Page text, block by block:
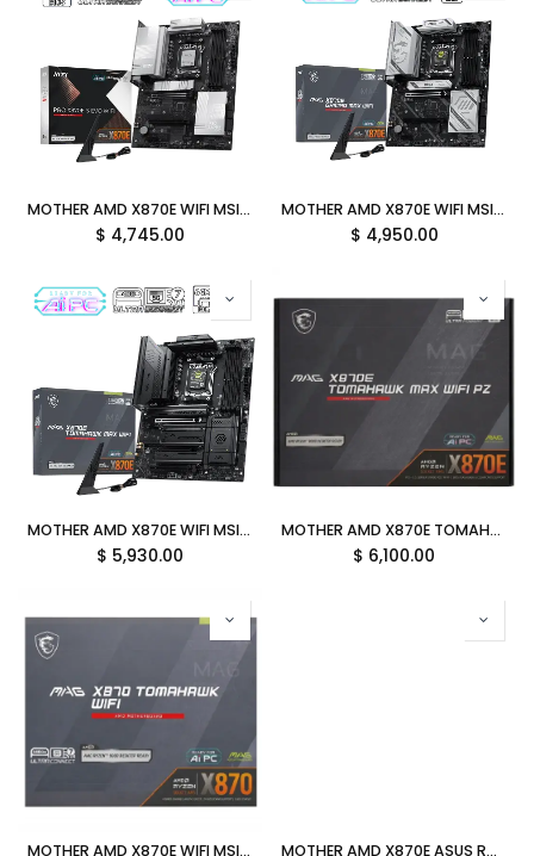
MOTHER AMD X870E WIFI MSI PRO AM5 4XDDR5 256GB ATX PRO X870E-S EVO WIFI 12M DE GARANTIA
$ 4,745.00
MOTHER AMD X870E WIFI MSI MAG GAMING MAX AM5 4XDDR5 256GB ATX MAG X870E GAMING MAX WIFI 12M DE GARANTIA
$ 4,950.00
MOTHER AMD X870E WIFI MSI MAG TOMAHAWK AM5 4XDDR5 256GB ATX MAG X870E TOMAHAWK MAX WIFI 12M DE GARANTIA
$ 5,930.00
MOTHER AMD X870E TOMAHAWK MAX WIFI PZ MSI MAG AM5 4XDDR5 256GB ATX 12M DE GARANTIA
$ 6,100.00
MOTHER AMD X870E WIFI MSI MAG TOMAHAWK AM5 4xDDR5 256GB ATX MAG X870E TOMAHAWK WIFI 12M DE GARANTIA MOTHER AMD X870E ASUS ROG CROSSHAIR EXTREME AM5 4xDDR5 256GB ATX 90MB1LB0-MVAAY0 12M DE GARANTIA